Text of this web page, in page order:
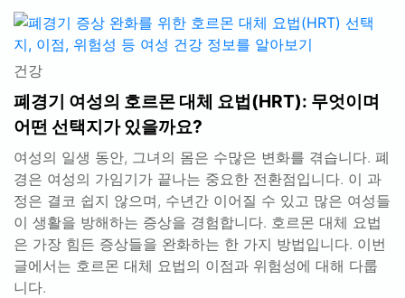
건강
폐경기 여성의 호르몬 대체 요법(HRT): 무엇이며
어떤 선택지가 있을까요?
여성의 일생 동안, 그녀의 몸은 수많은 변화를 겪습니다. 폐
경은 여성의 가임기가 끝나는 중요한 전환점입니다. 이 과
정은 결코 쉽지 않으며, 수년간 이어질 수 있고 많은 여성들
이 생활을 방해하는 증상을 경험합니다. 호르몬 대체 요법
은 가장 힘든 증상들을 완화하는 한 가지 방법입니다. 이번
글에서는 호르몬 대체 요법의 이점과 위험성에 대해 다룹
니다.